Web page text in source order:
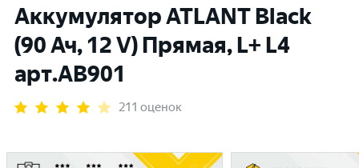
Аккумулятор ATLANT Black
(90 Ач, 12 V) Прямая, L+ L4
арт.AB901
211 оценок